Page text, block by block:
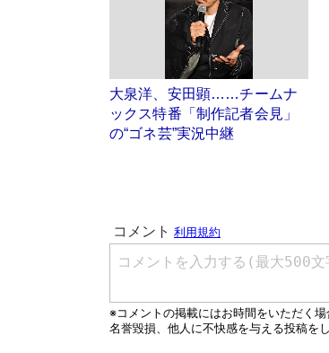
大泉洋、安田顕……チームナ
ックス特番「制作記者会見」
の“ゴネ芸”実況中継